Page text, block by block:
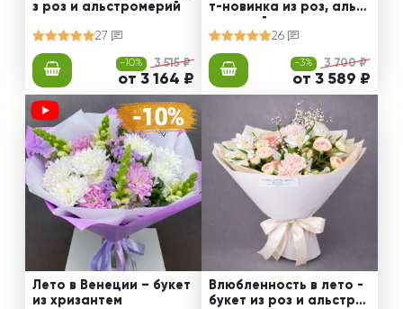
з роз и альстромерий
27
-10% 3 515 ₽
от 3 164 ₽
т-новинка из роз, альст
ромерий и калл
26
-3% 3 700 ₽
от 3 589 ₽
Лето в Венеции – букет
из хризантем
Влюбленность в лето -
букет из роз и альстро